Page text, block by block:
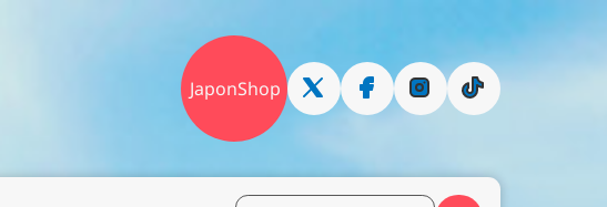
JaponShop